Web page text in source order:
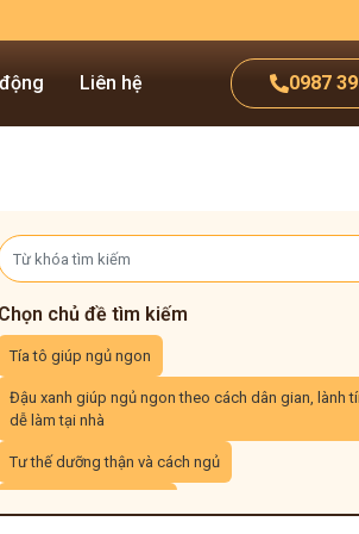
0987
Liên hệ
Chọn chủ đề tìm kiếm
Tía tô giúp ngủ ngon
Đậu xanh giúp ngủ ngon theo cách dân gian, lành
dễ làm tại nhà
Tư thế dưỡng thận và cách ngủ